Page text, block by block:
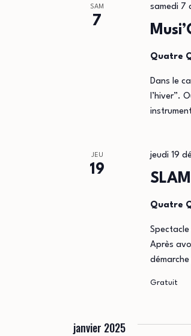
SAM
7
samedi 7
Quatre
Dans le
l’hiver”.
JEU
19
jeudi 19
Quatre
Après
Gratuit
janvier 2025